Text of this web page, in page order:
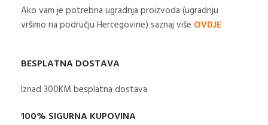
Ako vam je potrebna ugradnja proizvoda (ugradnju
vršimo na području Hercegovine) saznaj više OVDJE
BESPLATNA DOSTAVA
Iznad 300KM besplatna dostava​
100% SIGURNA KUPOVINA